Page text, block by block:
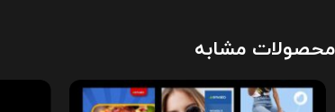
محصولات مشابه